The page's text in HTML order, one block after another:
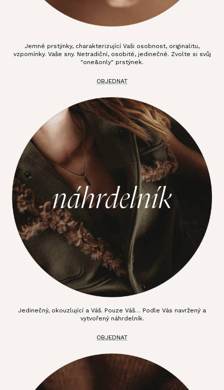
Jemné prstýnky, charakterizující Vaši osobnost, originalitu,
vzpomínky. Vaše sny. Netradiční, osobité, jedinečné. Zvolte si svůj
"one&only" prstýnek.
OBJEDNAT
Jedinečný, okouzlující a Váš. Pouze Váš… Podle Vás navržený a
vytvořený náhrdelník.
OBJEDNAT